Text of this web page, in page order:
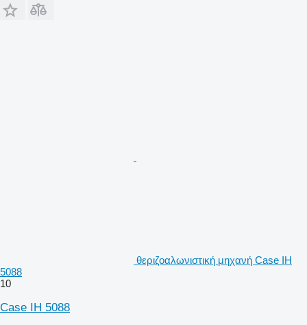
θεριζοαλωνιστική μηχανή Case IH
5088
10
Case IH 5088